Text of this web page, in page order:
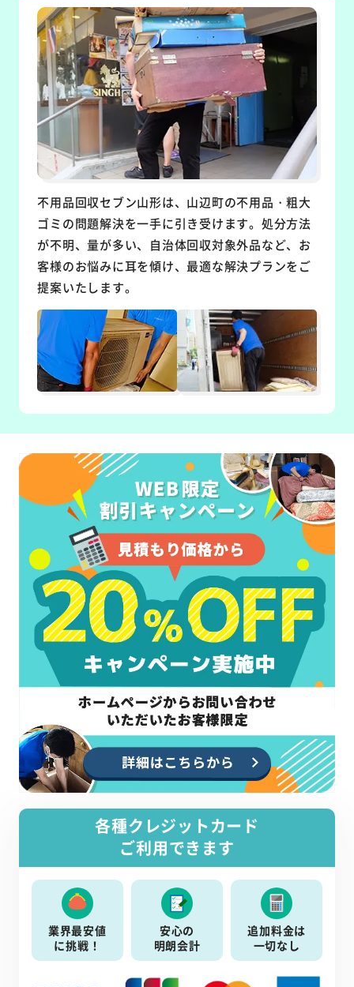
不用品回収セブン山形は、山辺町の不用品・粗大
ゴミの問題解決を一手に引き受けます。処分方法
が不明、量が多い、自治体回収対象外品など、お
客様のお悩みに耳を傾け、最適な解決プランをご
提案いたします。
各種クレジットカード
ご利用できます
業界最安値
に挑戦！
安心の
明朗会計
追加料金は
一切なし